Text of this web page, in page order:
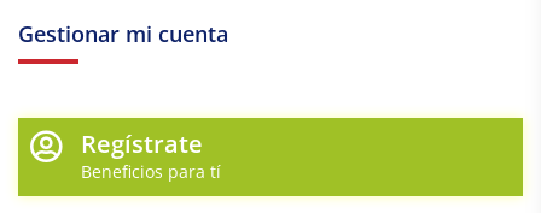
Gestionar mi cuenta
Regístrate
Beneficios para tí